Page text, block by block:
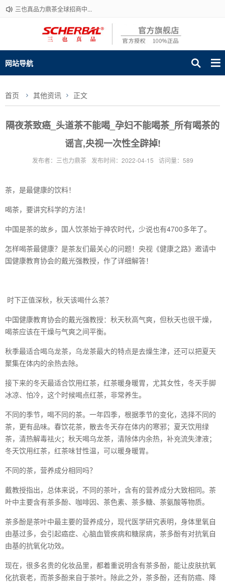
三也真品力鼎茶全球招商中...
网站导航
首页 其他资讯 正文
隔夜茶致癌_头道茶不能喝_孕妇不能喝茶_所有喝茶的
谣言,央视一次性全辟掉!
发布者：三也力鼎茶 发布时间：2022-04-15 访问量：589
茶，是最健康的饮料！
喝茶，要讲究科学的方法！
中国是茶的故乡，国人饮茶始于神农时代，少说也有4700多年了。
怎样喝茶最健康？是茶友们最关心的问题！央视《健康之路》邀请中
国健康教育协会的戴光强教授，作了详细解答！
时下正值深秋，秋天该喝什么茶？
中国健康教育协会的戴光强教授：秋天秋高气爽，但秋天也很干燥，
喝茶应该在干燥与气爽之间平衡。
秋季最适合喝乌龙茶，乌龙茶最大的特点是去燥生津，还可以把夏天
聚集在体内的余热去除。
接下来的冬天最适合饮用红茶，红茶暖身暖胃，尤其女性，冬天手脚
冰凉、怕冷，这个时候喝点红茶，非常养生。
不同的季节，喝不同的茶。一年四季，根据季节的变化，选择不同的
茶，更有品味。春饮花茶，散去冬天存在体内的寒邪；夏天饮用绿
茶，清热解毒祛火；秋天喝乌龙茶，清除体内余热，补充流失津液；
冬天饮用红茶，红茶味甘性温，可以暖身暖胃。
不同的茶，营养成分相同吗？
戴教授指出，总体来说，不同的茶叶，含有的营养成分大致相同。茶
叶中主要含有茶多酚、咖啡因、茶色素、茶多糖、茶氨酸等物质。
茶多酚是茶叶中最主要的营养成分，现代医学研究表明，身体里氧自
由基过多，会引起癌症、心脑血管疾病和糖尿病，茶多酚有对抗氧自
由基的抗氧化功效。
现在，很多名贵的化妆品里，都着重说明含有茶多酚，能让皮肤抗氧
化抗衰老，而茶多酚来自于茶叶。除此之外，茶多酚，还有防癌、降